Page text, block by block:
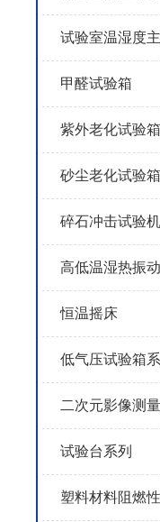
试验室温湿度
甲醛试验箱
紫外老化试验箱
砂尘老化试验箱
碎石冲击试验机
恒温摇床
低气压试验箱
二次元影像测
试验台系列